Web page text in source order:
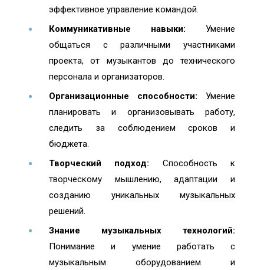
эффективное управление командой.
Коммуникативные навыки: Умение
общаться с различными участниками
проекта, от музыкантов до технического
персонала и организаторов.
Организационные способности: Умение
планировать и организовывать работу,
следить за соблюдением сроков и
бюджета.
Творческий подход: Способность к
творческому мышлению, адаптации и
созданию уникальных музыкальных
решений.
Знание музыкальных технологий:
Понимание и умение работать с
музыкальным оборудованием и